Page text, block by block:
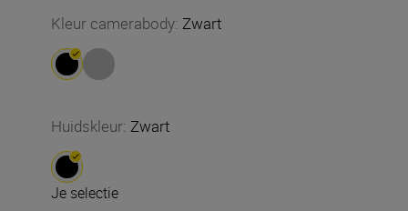
Kleur camerabody: Zwart
Huidskleur: Zwart
Je selectie